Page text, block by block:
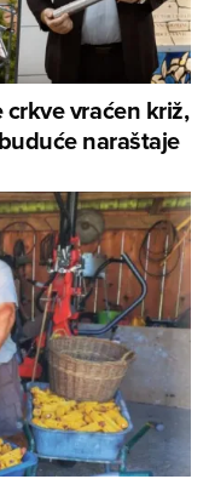
vraćen križ,
naraštaje